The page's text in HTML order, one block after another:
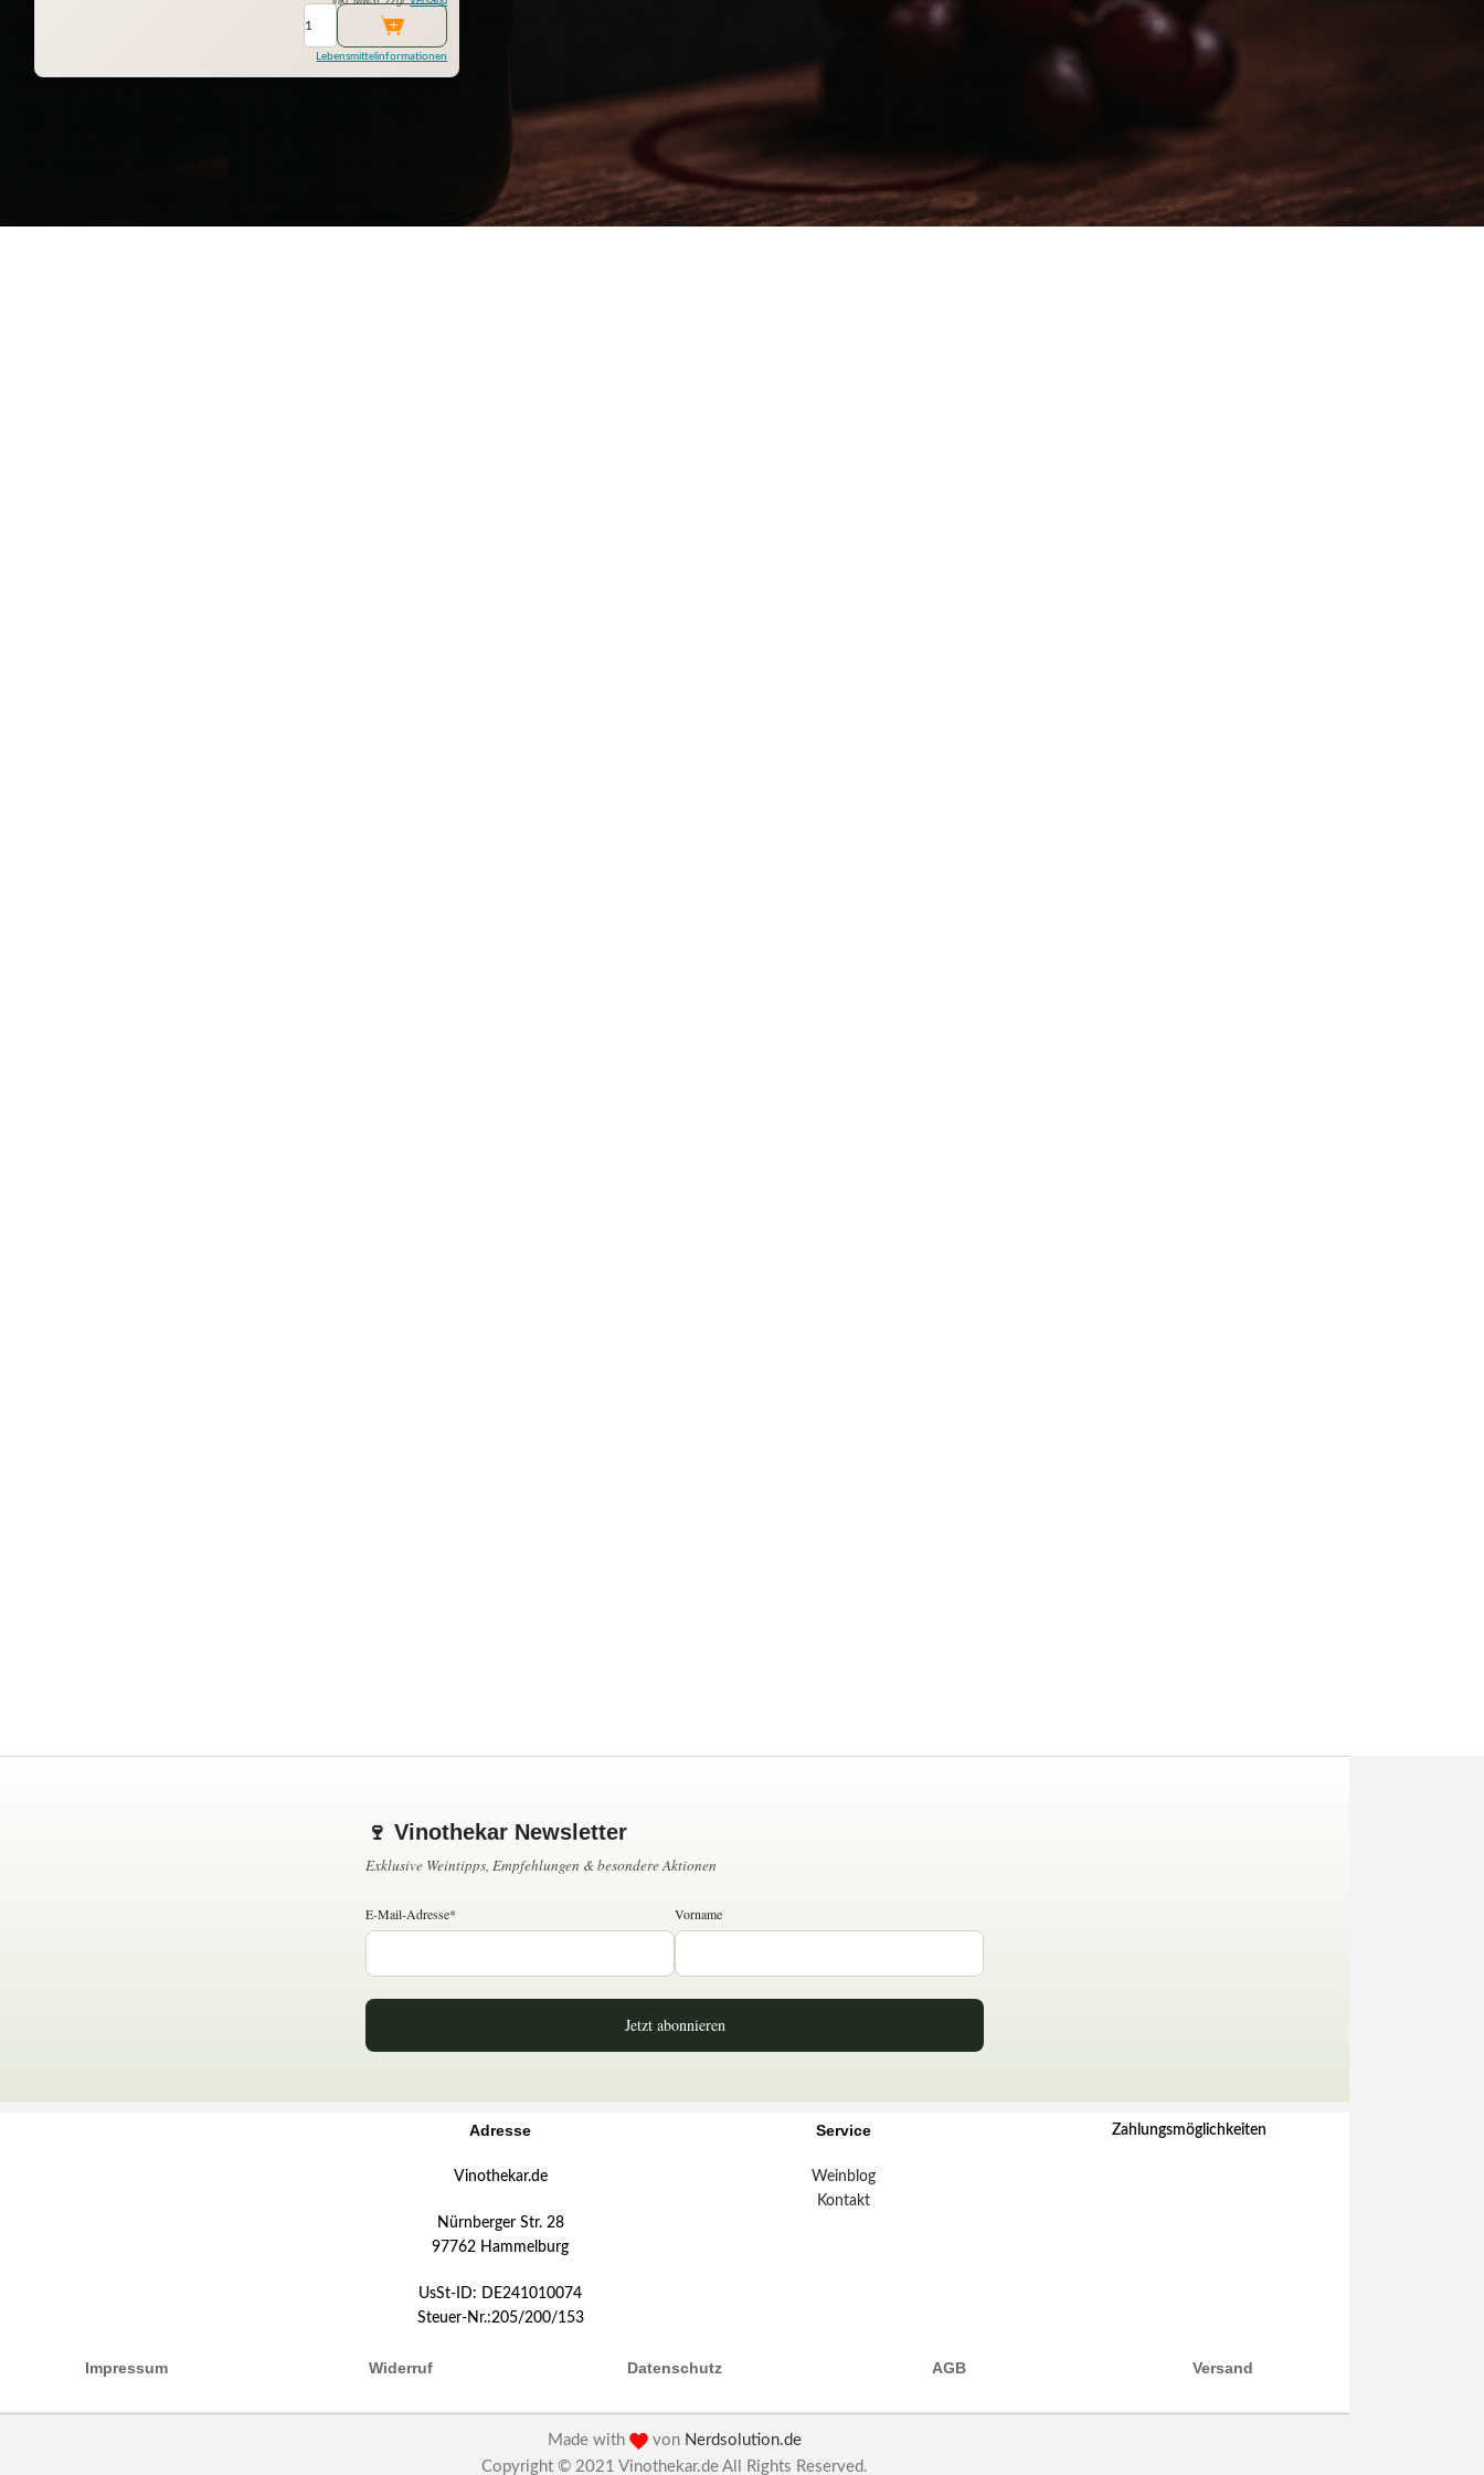
Lebensmittelinformationen
🍷 Vinothekar Newsletter
Exklusive Weintipps, Empfehlungen & besondere Aktionen
E-Mail-Adresse* Vorname
Jetzt abonnieren
Adresse
Vinothekar.de
Nürnberger Str. 28
97762 Hammelburg
UsSt-ID: DE241010074
Steuer-Nr.:205/200/153
Service
Weinblog
Kontakt
Zahlungsmöglichkeiten
Impressum Widerruf Datenschutz AGB Versand
Made with von Nerdsolution.de
Copyright © 2021 Vinothekar.de All Rights Reserved.